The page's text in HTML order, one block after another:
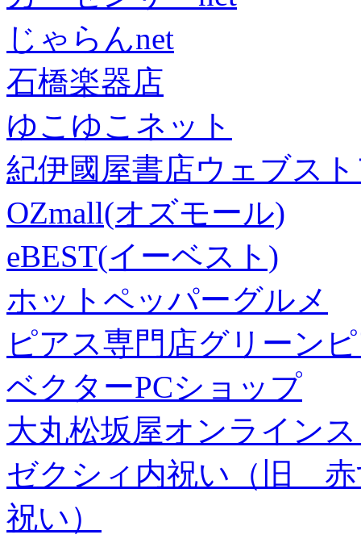
じゃらんnet
石橋楽器店
ゆこゆこネット
紀伊國屋書店ウェブス
OZmall(オズモール)
eBEST(イーベスト)
ホットペッパーグルメ
ピアス専門店グリーン
ベクターPCショップ
大丸松坂屋オンライン
ゼクシィ内祝い（旧 赤
祝い）